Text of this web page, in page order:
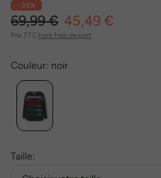
- 35%
69,99 € 45,49 €
Prix TTC hors frais de port
Couleur: noir
Taille: